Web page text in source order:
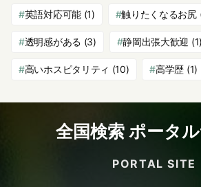
英語対応可能(1) 触りたくなるお尻
透明感がある (3) 静岡出張大歓迎 (1)
高いホスピタリティ (10) 高学歴 (1)
全国検索 ポータ
PORTAL SITE